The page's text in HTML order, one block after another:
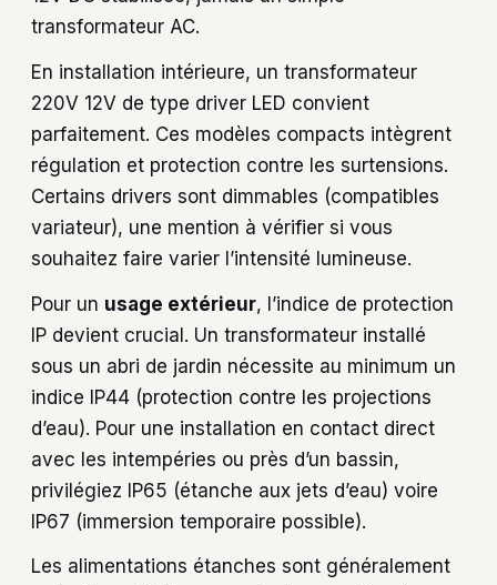
transformateur AC.
En installation intérieure, un transformateur
220V 12V de type driver LED convient
parfaitement. Ces modèles compacts intègrent
régulation et protection contre les surtensions.
Certains drivers sont dimmables (compatibles
variateur), une mention à vérifier si vous
souhaitez faire varier l’intensité lumineuse.
Pour un usage extérieur, l’indice de protection
IP devient crucial. Un transformateur installé
sous un abri de jardin nécessite au minimum un
indice IP44 (protection contre les projections
d’eau). Pour une installation en contact direct
avec les intempéries ou près d’un bassin,
privilégiez IP65 (étanche aux jets d’eau) voire
IP67 (immersion temporaire possible).
Les alimentations étanches sont généralement